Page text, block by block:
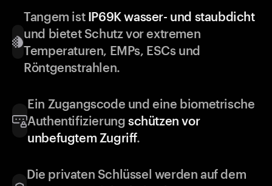
Tangem ist IP69K wasser- und staubdicht
und bietet Schutz vor extremen
Temperaturen, EMPs, ESCs und
Röntgenstrahlen.
Ein Zugangscode und eine biometrische
Authentifizierung schützen vor
unbefugtem Zugriff.
Die privaten Schlüssel werden auf dem